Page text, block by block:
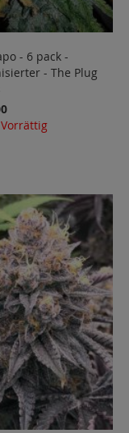
- 6 pack -
- The Plug